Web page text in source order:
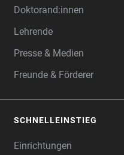
Doktorand:innen
Lehrende
Presse & Medien
Freunde & Förderer
SCHNELLEINSTIEG
Einrichtungen